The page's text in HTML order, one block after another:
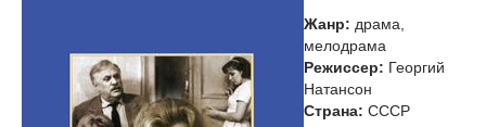
Жанр: драма,
мелодрама
Режиссер: Георгий
Натансон
Страна: СССР